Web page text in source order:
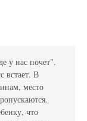
у нас почет".
встает. В
место
что